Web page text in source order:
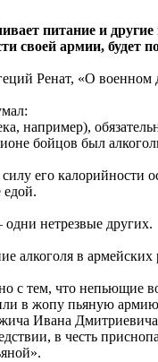
питание и
своей армии, будет
Ренат, «О военном
например),
бойцов был
его калорийности
едой.
нетрезвые других.
алкоголя в армейских
с тем, что непьющие
в жопу пьяную армию
Ивана
в честь